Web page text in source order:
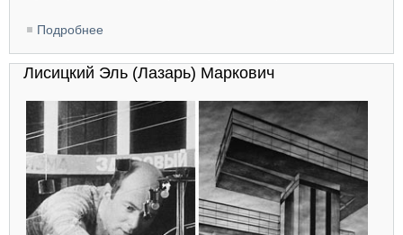
Подробнее
Лисицкий Эль (Лазарь) Маркович